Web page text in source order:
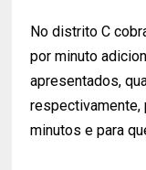
No distrito C
por minuto
apresentados,
respectivamente,
minutos e para